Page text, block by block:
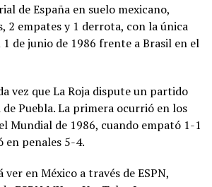
de España en suelo mexicano,
2 empates y 1 derrota, con la única
de junio de 1986 frente a Brasil en el
vez que La Roja dispute un partido
Puebla. La primera ocurrió en los
Mundial de 1986, cuando empató 1-1
en penales 5-4.
en México a través de ESPN,